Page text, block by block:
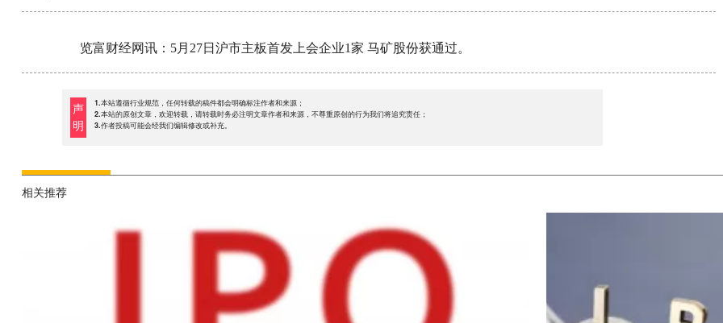
览富财经网讯：5月27日沪市主板首发上会企业1家 马矿股份获通过。
声
明
1.本站遵循行业规范，任何转载的稿件都会明确标注作者和来源；
2.本站的原创文章，欢迎转载，请转载时务必注明文章作者和来源，不尊重原创的行为我们将追究责任；
3.作者投稿可能会经我们编辑修改或补充。
相关推荐